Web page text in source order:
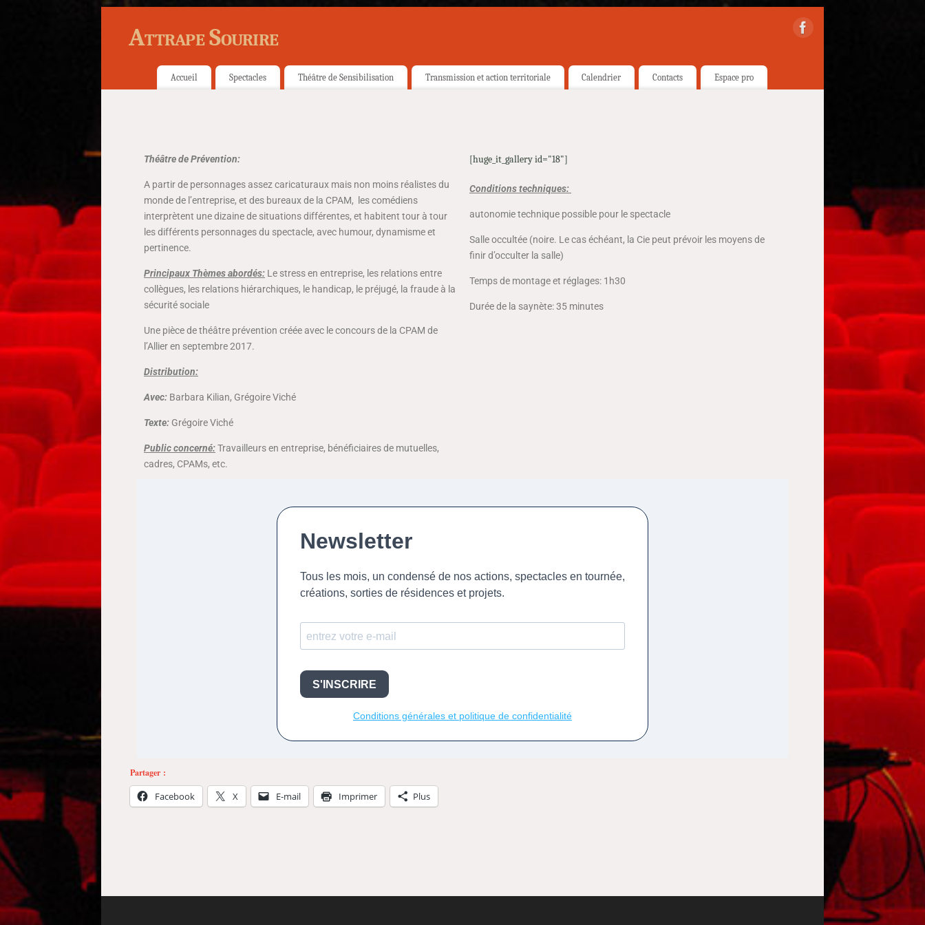
Attrape Sourire
Accueil Spectacles Théâtre de Sensibilisation Transmission et action territoriale Calendrier Contacts Espace pro
Théâtre de Prévention:
A partir de personnages assez caricaturaux mais non moins réalistes du
monde de l’entreprise, et des bureaux de la CPAM, les comédiens
interprètent une dizaine de situations différentes, et habitent tour à tour
les différents personnages du spectacle, avec humour, dynamisme et
pertinence.
Principaux Thèmes abordés: Le stress en entreprise, les relations entre
collègues, les relations hiérarchiques, le handicap, le préjugé, la fraude à la
sécurité sociale
Une pièce de théâtre prévention créée avec le concours de la CPAM de
l’Allier en septembre 2017.
Distribution:
Avec: Barbara Kilian, Grégoire Viché
Texte: Grégoire Viché
Public concerné:Travailleurs en entreprise, bénéficiaires de mutuelles,
cadres, CPAMs, etc.
[huge_it_gallery id="18"]
Conditions techniques:
autonomie technique possible pour le spectacle
Salle occultée (noire. Le cas échéant, la Cie peut prévoir les moyens de
finir d’occulter la salle)
Temps de montage et réglages: 1h30
Durée de la saynète: 35 minutes
Partager :
Facebook X E-mail Imprimer Plus